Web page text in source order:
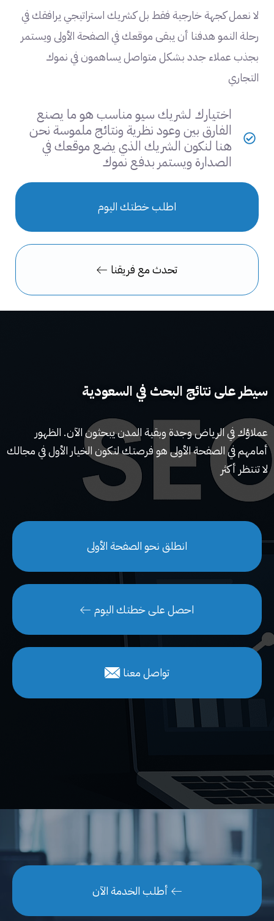
لا نعمل كجهة خارجية فقط بل كشريك استراتيجي يرافقك في
رحلة النمو هدفنا أن يبقى موقعك في الصفحة الأولى ويستمر
بجذب عملاء جدد بشكل متواصل يساهمون في نموك
التجاري
اختيارك لشريك سيو مناسب هو ما يصنع
الفارق بين وعود نظرية ونتائج ملموسة نحن
هنا لنكون الشريك الذي يضع موقعك في
الصدارة ويستمر بدفع نموك
اطلب خطتك اليوم
تحدث مع فريقنا
سيطر على نتائج البحث في السعودية
عملاؤك في الرياض وجدة وبقية المدن يبحثون الآن. الظهور
أمامهم في الصفحة الأولى هو فرصتك لتكون الخيار الأول في مجالك
لا تنتظر أكثر
انطلق نحو الصفحة الأولى
احصل على خطتك اليوم
تواصل معنا
أطلب الخدمة الآن